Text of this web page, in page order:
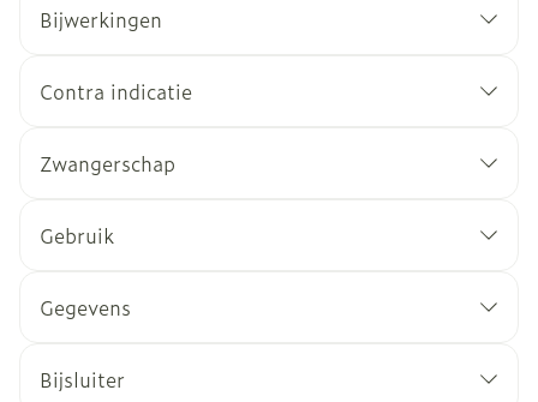
Bijwerkingen
Contra indicatie
Zwangerschap
Gebruik
Gegevens
Bijsluiter